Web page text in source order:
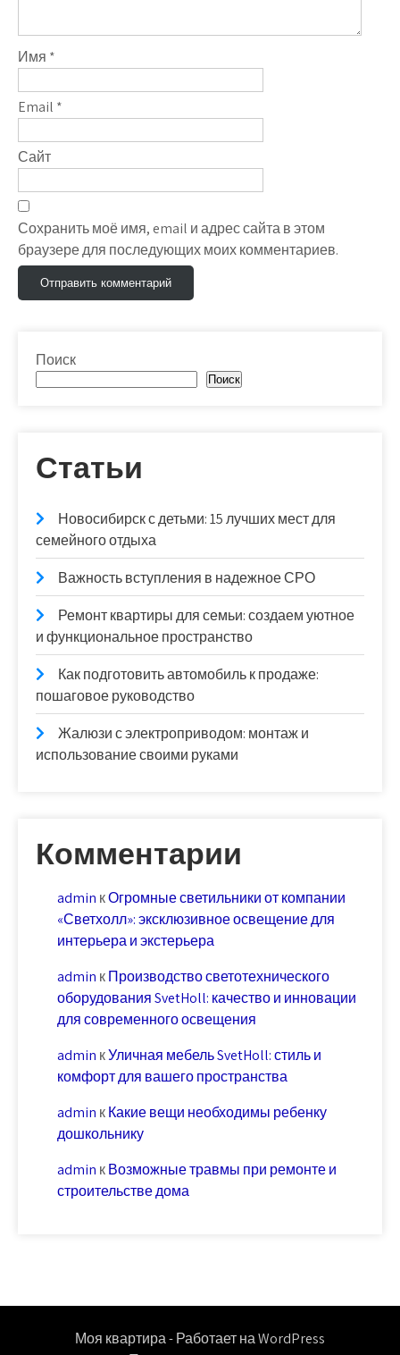
Имя *
Email *
Сайт
Сохранить моё имя, email и адрес сайта в этом
браузере для последующих моих комментариев.
Поиск
Поиск
Статьи
Новосибирск с детьми: 15 лучших мест для
семейного отдыха
Важность вступления в надежное СРО
Ремонт квартиры для семьи: создаем уютное
и функциональное пространство
Как подготовить автомобиль к продаже:
пошаговое руководство
Жалюзи с электроприводом: монтаж и
использование своими руками
Комментарии
admin кОгромные светильники от компании
«Светхолл»: эксклюзивное освещение для
интерьера и экстерьера
admin кПроизводство светотехнического
оборудования SvetHoll: качество и инновации
для современного освещения
admin кУличная мебель SvetHoll: стиль и
комфорт для вашего пространства
admin кКакие вещи необходимы ребенку
дошкольнику
admin кВозможные травмы при ремонте и
строительстве дома
Моя квартира - Работает на WordPress